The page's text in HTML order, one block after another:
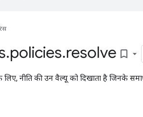
.policies.resolve bookmark_border
नीति की उन वैल्यू को दिखाता है जिनके